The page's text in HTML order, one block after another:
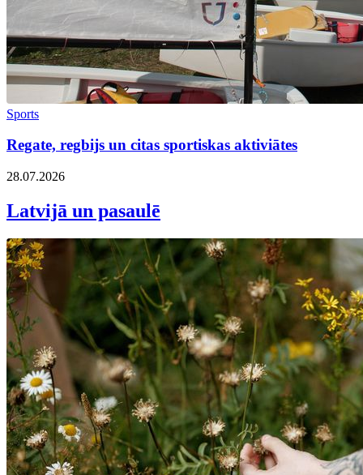
Sports
Regate, regbijs un citas sportiskas aktiviātes
28.07.2026
Latvijā un pasaulē